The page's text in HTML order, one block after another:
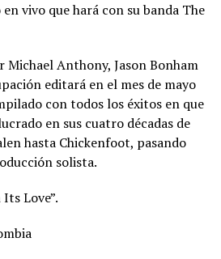
vivo que hará con su banda The
Michael Anthony, Jason Bonham
editará en el mes de mayo
con todos los éxitos en que
en sus cuatro décadas de
hasta Chickenfoot, pasando
solista.
Love”.